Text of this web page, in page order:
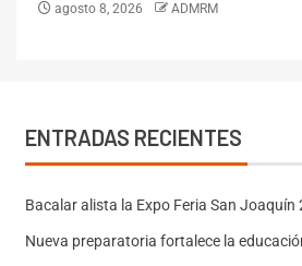
agosto 8, 2026 ADMRM
ENTRADAS RECIENTES
Bacalar alista la Expo Feria San Joaquín
Nueva preparatoria fortalece la